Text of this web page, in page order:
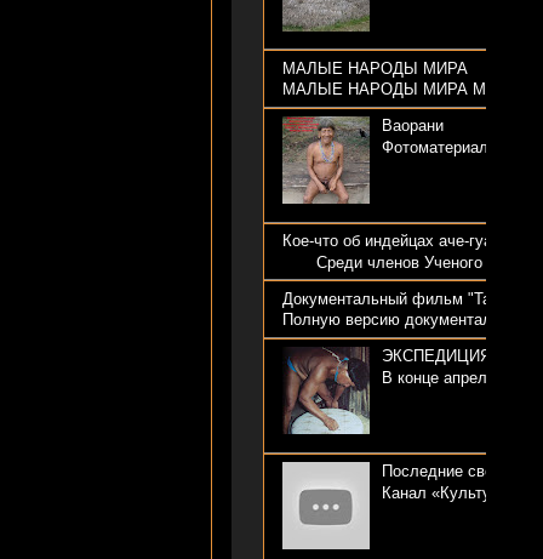
МАЛЫЕ НАРОДЫ МИРА
МАЛЫЕ НАРОДЫ МИРА Меня часто
Ваорани
Фотоматериалы
Кое-что об индейцах аче-гуаяки и
Среди членов Ученого совета,
Документальный фильм "Так
Полную версию документального
ЭКСПЕДИЦИЯ К
В конце апреля 2011
Последние
Канал «Культура»